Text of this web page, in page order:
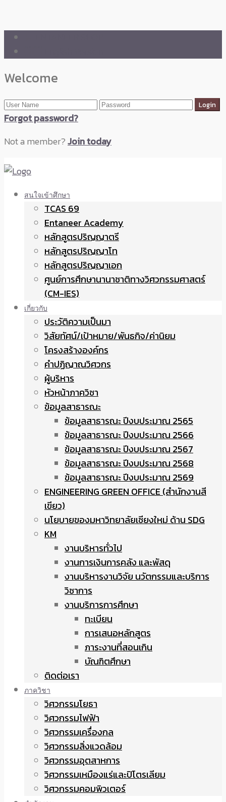
Welcome
Forgot password?
Not a member?Join today
สนใจเข้าศึกษา
TCAS 69
Entaneer Academy
หลักสูตรปริญญาตรี
หลักสูตรปริญญาโท
หลักสูตรปริญญาเอก
ศูนย์การศึกษานานาชาติทางวิศวกรรมศาสตร์
(CM-IES)
เกี่ยวกับ
ประวัติความเป็นมา
วิสัยทัศน์/เป้าหมาย/พันธกิจ/ค่านิยม
โครงสร้างองค์กร
คำปฏิญาณวิศวกร
ผู้บริหาร
หัวหน้าภาควิชา
ข้อมูลสาธารณะ
ข้อมูลสาธารณะ ปีงบประมาณ 2565
ข้อมูลสาธารณะ ปีงบประมาณ 2566
ข้อมูลสาธารณะ ปีงบประมาณ 2567
ข้อมูลสาธารณะ ปีงบประมาณ 2568
ข้อมูลสาธารณะ ปีงบประมาณ 2569
ENGINEERING GREEN OFFICE (สำนักงานสี
เขียว)
นโยบายของมหาวิทยาลัยเชียงใหม่ ด้าน SDG
KM
งานบริหารทั่วไป
งานการเงินการคลัง และพัสดุ
งานบริหารงานวิจัย นวัตกรรมและบริการ
วิชาการ
งานบริการการศึกษา
ทะเบียน
การเสนอหลักสูตร
ภาระงานที่สอนเกิน
บัณฑิตศึกษา
ติดต่อเรา
ภาควิชา
วิศวกรรมโยธา
วิศวกรรมไฟฟ้า
วิศวกรรมเครื่องกล
วิศวกรรมสิ่งแวดล้อม
วิศวกรรมอุตสาหการ
วิศวกรรมเหมืองแร่และปิโตรเลียม
วิศวกรรมคอมพิวเตอร์